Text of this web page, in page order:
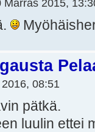
Marras 2015,
08:51
pätkä.
luulin ettei